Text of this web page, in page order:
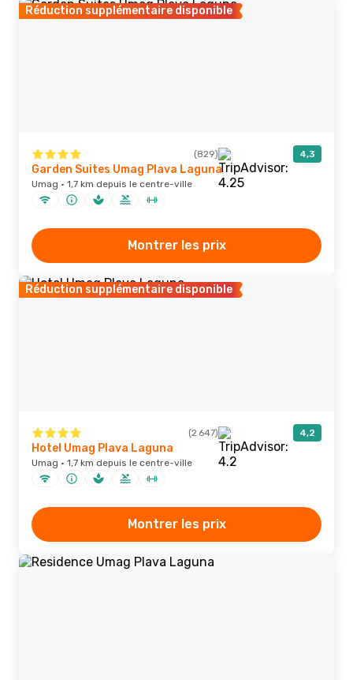
Réduction supplémentaire disponible
(829) 4,3
Garden Suites Umag Plava Laguna
Umag · 1,7 km depuis le centre-ville
Montrer les prix
Réduction supplémentaire disponible
(2 647) 4,2
Hotel Umag Plava Laguna
Umag · 1,7 km depuis le centre-ville
Montrer les prix